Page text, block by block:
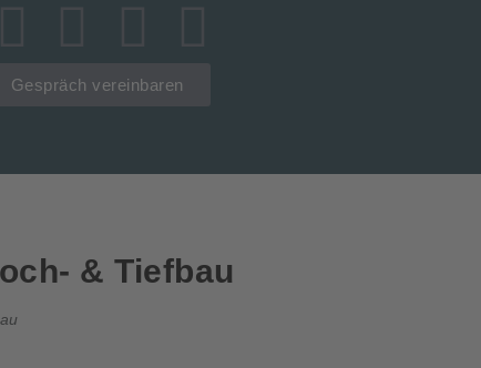
Gespräch vereinbaren
& Tiefbau